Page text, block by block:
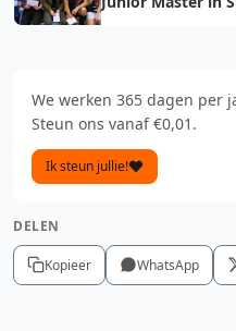
We werken 365 dagen per
Steun ons vanaf €0,01.
Ik steun jullie!
DELEN
Kopieer WhatsApp